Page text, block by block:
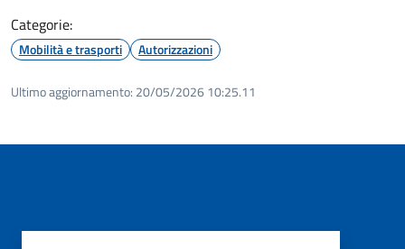
Categorie:
Mobilità e trasporti Autorizzazioni
Ultimo aggiornamento: 20/05/2026 10:25.11